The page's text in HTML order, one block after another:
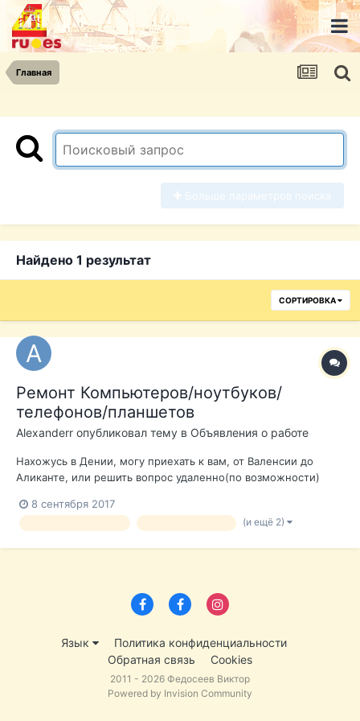
Главная
Найдено 1 результат
СОРТИРОВКА
Ремонт Компьютеров/ноутбуков/
телефонов/планшетов
Alexanderr опубликовал тему в Объявления о работе
Нахожусь в Дении, могу приехать к вам, от Валенсии до
Аликанте, или решить вопрос удаленно(по возможности)
Удаление вирусов Переустановка систем Оптимизация
устройств Настройка интернета Сборка под заказ...
8 сентября 2017
(и ещё 2)
Язык
Политика конфиденциальности
Обратная связь
Cookies
2011 - 2026 Федосеев Виктор
Powered by Invision Community